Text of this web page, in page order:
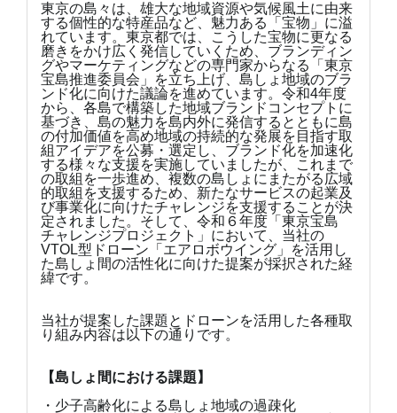
東京の島々は、雄大な地域資源や気候風土に由来
する個性的な特産品など、魅力ある「宝物」に溢
れています。東京都では、こうした宝物に更なる
磨きをかけ広く発信していくため、ブランディン
グやマーケティングなどの専門家からなる「東京
宝島推進委員会」を立ち上げ、島しょ地域のブラ
ンド化に向けた議論を進めています。令和4年度
から、各島で構築した地域ブランドコンセプトに
基づき、島の魅力を島内外に発信するとともに島
の付加価値を高め地域の持続的な発展を目指す取
組アイデアを公募・選定し、ブランド化を加速化
する様々な支援を実施していましたが、これまで
の取組を一歩進め、複数の島しょにまたがる広域
的取組を支援するため、新たなサービスの起業及
び事業化に向けたチャレンジを支援することが決
定されました。そして、令和６年度「東京宝島
チャレンジプロジェクト」において、当社の
VTOL型ドローン「エアロボウイング」を活用し
た島しょ間の活性化に向けた提案が採択された経
緯です。
当社が提案した課題とドローンを活用した各種取
り組み内容は以下の通りです。
【島しょ間における課題】
・少子高齢化による島しょ地域の過疎化